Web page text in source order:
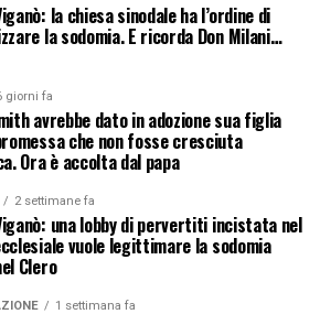
la chiesa sinodale ha l’ordine di
la sodomia. E ricorda Don Milani…
giorni fa
avrebbe dato in adozione sua figlia
che non fosse cresciuta
Ora è accolta dal papa
2 settimane fa
una lobby di pervertiti incistata nel
vuole legittimare la sodomia
Clero
1 settimana fa